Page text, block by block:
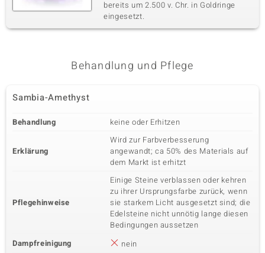
bereits um 2.500 v. Chr. in Goldringe
eingesetzt.
Behandlung und Pflege
Sambia-Amethyst
Behandlung keine oder Erhitzen
Erklärung
Wird zur Farbverbesserung
angewandt; ca 50% des Materials auf
dem Markt ist erhitzt
Pflegehinweise
Einige Steine verblassen oder kehren
zu ihrer Ursprungsfarbe zurück, wenn
sie starkem Licht ausgesetzt sind; die
Edelsteine nicht unnötig lange diesen
Bedingungen aussetzen
Dampfreinigung
nein